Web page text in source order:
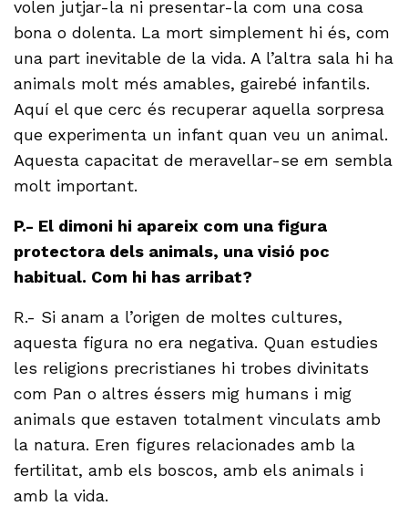
volen jutjar-la ni presentar-la com una cosa
bona o dolenta. La mort simplement hi és, com
una part inevitable de la vida. A l’altra sala hi ha
animals molt més amables, gairebé infantils.
Aquí el que cerc és recuperar aquella sorpresa
que experimenta un infant quan veu un animal.
Aquesta capacitat de meravellar-se em sembla
molt important.
P.- El dimoni hi apareix com una figura
protectora dels animals, una visió poc
habitual. Com hi has arribat?
R.- Si anam a l’origen de moltes cultures,
aquesta figura no era negativa. Quan estudies
les religions precristianes hi trobes divinitats
com Pan o altres éssers mig humans i mig
animals que estaven totalment vinculats amb
la natura. Eren figures relacionades amb la
fertilitat, amb els boscos, amb els animals i
amb la vida.